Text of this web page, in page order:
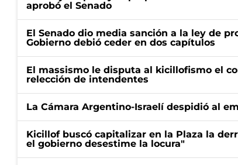
aprobó el Senado
El Senado dio media sanción a la ley de
Gobierno debió ceder en dos capítulos
El massismo le disputa al kicillofismo el
relección de intendentes
La Cámara Argentino-Israelí despidió al
Kicillof buscó capitalizar en la Plaza la
el gobierno desestime la locura"